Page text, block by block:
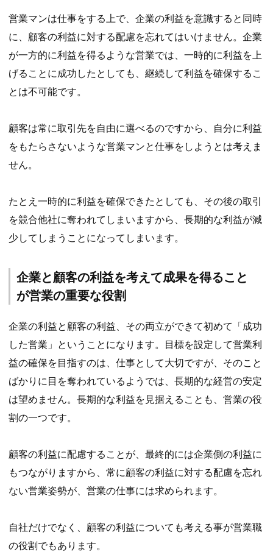
営業マンは仕事をする上で、企業の利益を意識すると同時
に、顧客の利益に対する配慮を忘れてはいけません。企業
が一方的に利益を得るような営業では、一時的に利益を上
げることに成功したとしても、継続して利益を確保するこ
とは不可能です。
顧客は常に取引先を自由に選べるのですから、自分に利益
をもたらさないような営業マンと仕事をしようとは考えま
せん。
たとえ一時的に利益を確保できたとしても、その後の取引
を競合他社に奪われてしまいますから、長期的な利益が減
少してしまうことになってしまいます。
企業と顧客の利益を考えて成果を得ること
が営業の重要な役割
企業の利益と顧客の利益、その両立ができて初めて「成功
した営業」ということになります。目標を設定して営業利
益の確保を目指すのは、仕事として大切ですが、そのこと
ばかりに目を奪われているようでは、長期的な経営の安定
は望めません。長期的な利益を見据えることも、営業の役
割の一つです。
顧客の利益に配慮することが、最終的には企業側の利益に
もつながりますから、常に顧客の利益に対する配慮を忘れ
ない営業姿勢が、営業の仕事には求められます。
自社だけでなく、顧客の利益についても考える事が営業職
の役割でもあります。